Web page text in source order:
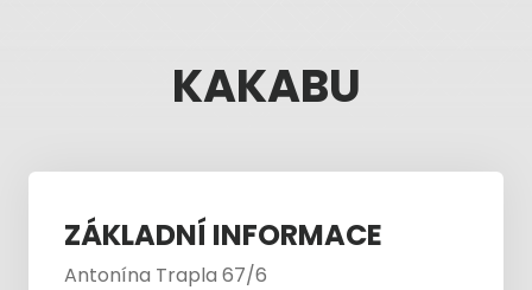
KAKABU
ZÁKLADNÍ INFORMACE
Antonína Trapla 67/6